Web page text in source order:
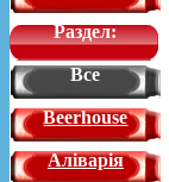
Раздел:
Все
Beerhouse
Аліварія